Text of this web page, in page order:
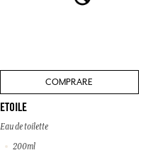
COMPRARE
ETOILE
Eau de toilette
200ml